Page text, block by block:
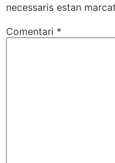
necessaris estan
Comentari *